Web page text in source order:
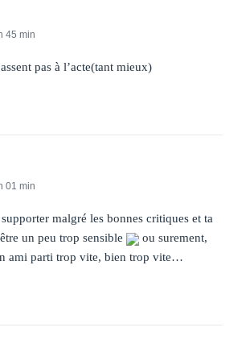
45 min
pas à l’acte(tant mieux)
01 min
malgré les bonnes critiques et ta
un peu trop sensible
ou surement,
ami parti trop vite, bien trop vite…